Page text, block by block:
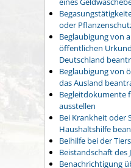
oder
Beglaubigung von
öffentlichen
Deutschland
Beglaubigung von
das Ausland
Begleitdokumente
ausstellen
Bei Krankheit oder
Haushaltshilfe
Beihilfe bei der
Beistandschaft des
Benachrichtigung